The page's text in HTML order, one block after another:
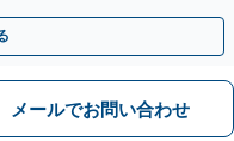
メールでお問い合わせ